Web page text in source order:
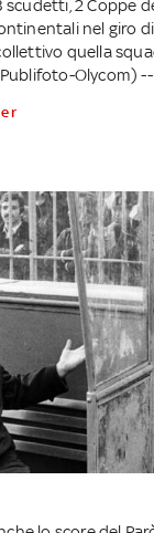
scudetti, 2 Coppe
nel giro
quella
Olycom) --